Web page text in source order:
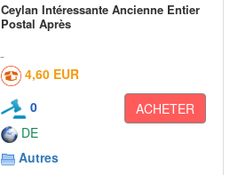
Ceylan Intéressante Ancienne Entier
Postal Après
4,60 EUR
0
ACHETER
DE
Autres